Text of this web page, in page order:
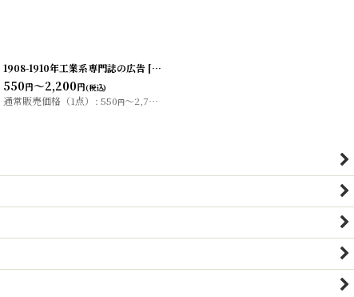
[20200324-4]
1908-1910年工業系専門誌の広告 [20200328-1
550円～2,200円(税込)
通常販売価格（1点） : 550円～2,750